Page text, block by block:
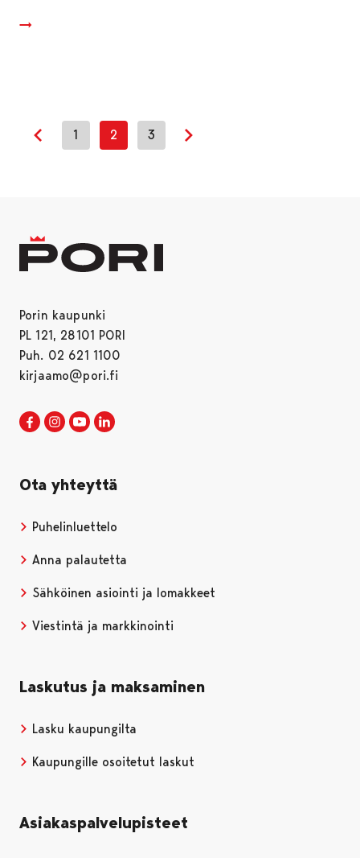
Edellinen sivu
1 2 3
Porin kaupunki
PL 121, 28101 PORI
Puh. 02 621 1100
kirjaamo@pori.fi
Porin kaupunki Facebookissa
Avautuu uudessa välilehdessä
Porin kaupunki Instagramissa
Avautuu uudessa välilehdessä
Porin kaupunki Youtubessa
Avautuu uudessa välilehdessä
Ota yhteyttä
Puhelinluettelo
Anna palautetta
Sähköinen asiointi ja lomakkeet
Viestintä ja markkinointi
Laskutus ja maksaminen
Lasku kaupungilta
Kaupungille osoitetut laskut
Asiakaspalvelupisteet